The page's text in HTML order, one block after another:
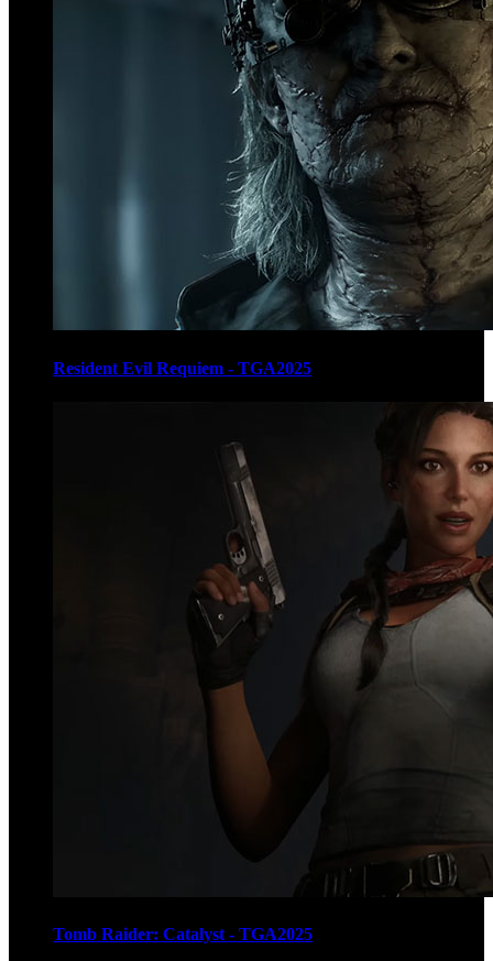
Resident Evil Requiem - TGA2025
Tomb Raider: Catalyst - TGA2025